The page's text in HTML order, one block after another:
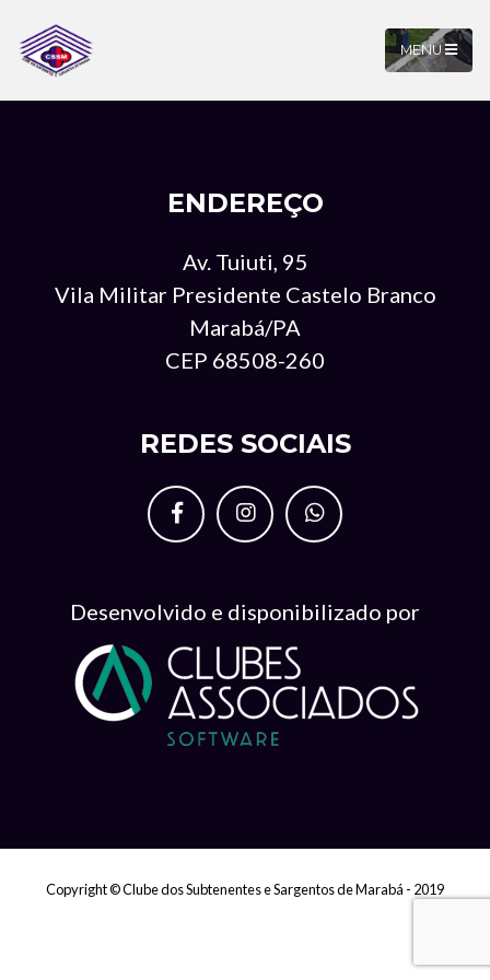
MENU
ENDEREÇO
Av. Tuiuti, 95
Vila Militar Presidente Castelo Branco
Marabá/PA
CEP 68508-260
REDES SOCIAIS
Desenvolvido e disponibilizado por
Copyright © Clube dos Subtenentes e Sargentos de Marabá - 2019